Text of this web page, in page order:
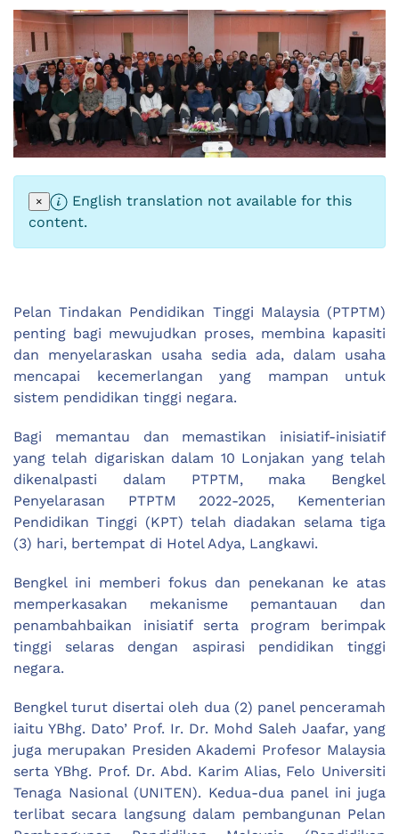
×
English translation not available for this
content.
Pelan Tindakan Pendidikan Tinggi Malaysia (PTPTM)
penting bagi mewujudkan proses, membina kapasiti
dan menyelaraskan usaha sedia ada, dalam usaha
mencapai kecemerlangan yang mampan untuk
sistem pendidikan tinggi negara.
Bagi memantau dan memastikan inisiatif-inisiatif
yang telah digariskan dalam 10 Lonjakan yang telah
dikenalpasti dalam PTPTM, maka Bengkel
Penyelarasan PTPTM 2022-2025, Kementerian
Pendidikan Tinggi (KPT) telah diadakan selama tiga
(3) hari, bertempat di Hotel Adya, Langkawi.
Bengkel ini memberi fokus dan penekanan ke atas
memperkasakan mekanisme pemantauan dan
penambahbaikan inisiatif serta program berimpak
tinggi selaras dengan aspirasi pendidikan tinggi
negara.
Bengkel turut disertai oleh dua (2) panel penceramah
iaitu YBhg. Dato’ Prof. Ir. Dr. Mohd Saleh Jaafar, yang
juga merupakan Presiden Akademi Profesor Malaysia
serta YBhg. Prof. Dr. Abd. Karim Alias, Felo Universiti
Tenaga Nasional (UNITEN). Kedua-dua panel ini juga
terlibat secara langsung dalam pembangunan Pelan